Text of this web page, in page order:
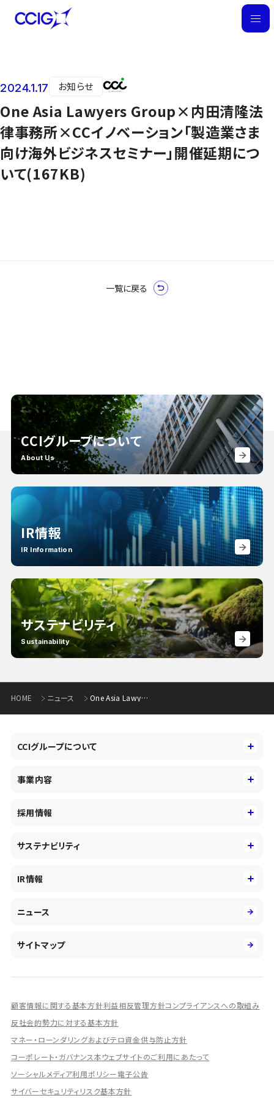
M
ニュース
2024.1.17 お知らせ
One Asia Lawyers Group×内田清隆法
律事務所×CCイノベーション「製造業さま
向け海外ビジネスセミナー」開催延期につ
いて(167KB)
一覧に戻る
CCIグループについて
About Us
IR情報
IR Information
サステナビリティ
Sustainability
HOME ニュース One Asia Lawyers Group×内田清隆法律事務所×CCイノベーション「製造業さま向け海外ビジネスセミナー」開催延期について(167KB)
CCIグループについて
コーポレートアイデンティティ
会社概要・沿革
事業内容
コンサルティング&アドバイザリー
投資事業の拡大
DXとシステムモダナイゼーション
人的資本経営の取組み
採用情報
キャリア採用
障がい者採用
サステナビリティ
社会
IR情報
有価証券報告書／四半期報告書
統合報告書
ディスクロージャー誌
IRプレゼンテーション資料
シェアードリサーチ社による調査レポート
IRに関するよくあるご質問
IRに関するお問い合わせ
ニュース
サイトマップ
顧客情報に関する基本方針利益相反管理方針コンプライアンスへの取組み
反社会的勢力に対する基本方針
マネー・ローンダリングおよびテロ資金供与防止方針
コーポレート・ガバナンス本ウェブサイトのご利用にあたって
ソーシャルメディア利用ポリシー電子公告
サイバーセキュリティリスク基本方針